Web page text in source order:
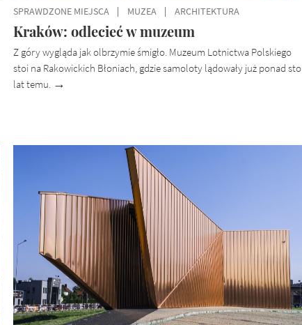
SPRAWDZONE MIEJSCA MUZEA ARCHITEKTURA
Kraków: odlecieć w muzeum
Z góry wygląda jak olbrzymie śmigło. Muzeum Lotnictwa Polskiego
stoi na Rakowickich Błoniach, gdzie samoloty lądowały już ponad sto
lat temu.